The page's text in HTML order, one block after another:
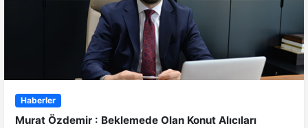
Haberler
Murat Özdemir : Beklemede Olan Konut Alıcıları